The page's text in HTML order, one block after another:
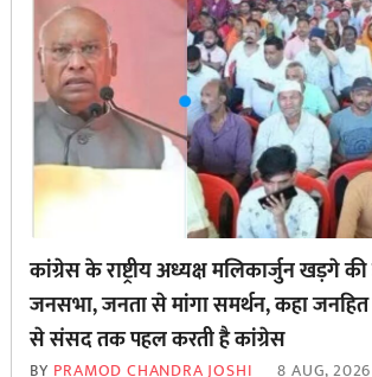
कांग्रेस के राष्ट्रीय अध्यक्ष मलिकार्जुन खड़गे की
जनसभा, जनता से मांगा समर्थन, कहा
से ‌संसद तक पहल करती है कांग्रेस
BY PRAMOD CHANDRA JOSHI 8 AUG, 2026